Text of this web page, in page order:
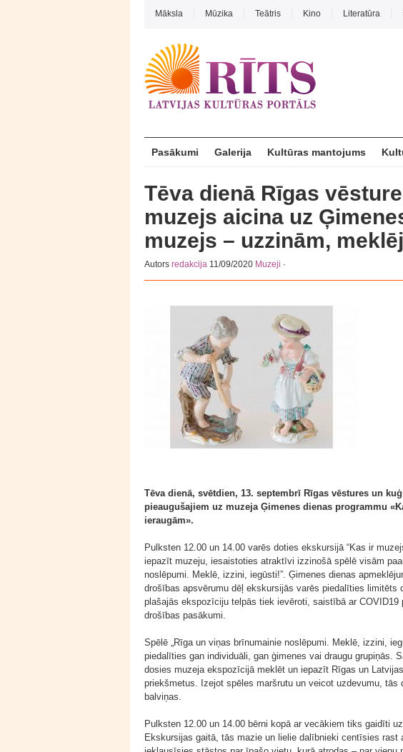
Māksla Mūzika Teātris Kino Literatūra
Pasākumi Galerija Kultūras mantojums
Tēva dienā Rīgas
muzejs aicina uz
muzejs – uzzinām,
Autors redakcija 11/09/2020 Muzeji ·
Tēva dienā, svētdien, 13. septembrī Rīgas vēstures un
pieaugušajiem uz muzeja Ģimenes dienas programmu
ieraugām».
Pulksten 12.00 un 14.00 varēs doties ekskursijā “Kas ir
iepazīt muzeju, iesaistoties atraktīvi izzinošā spēlē visām
noslēpumi. Meklē, izzini, iegūsti!”. Ģimenes dienas
drošības apsvērumu dēļ ekskursijās varēs piedalīties
plašajās ekspozīciju telpās tiek ievēroti, saistībā ar COVID19
drošības pasākumi.
Spēlē „Rīga un viņas brīnumainie noslēpumi. Meklē, izzini,
piedalīties gan individuāli, gan ģimenes vai draugu grupiņās.
dosies muzeja ekspozīcijā meklēt un iepazīt Rīgas un
priekšmetus. Izejot spēles maršrutu un veicot uzdevumu, tās
balviņas.
Pulksten 12.00 un 14.00 bērni kopā ar vecākiem tiks gaidīti
Ekskursijas gaitā, tās mazie un lielie dalībnieki centīsies rast